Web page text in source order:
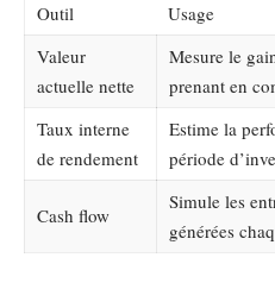
Outil
Usage
Valeur
actuelle nette
Mesure le
prenant en
Taux interne
de rendement
Estime la
période
Cash flow
Simule les
générées